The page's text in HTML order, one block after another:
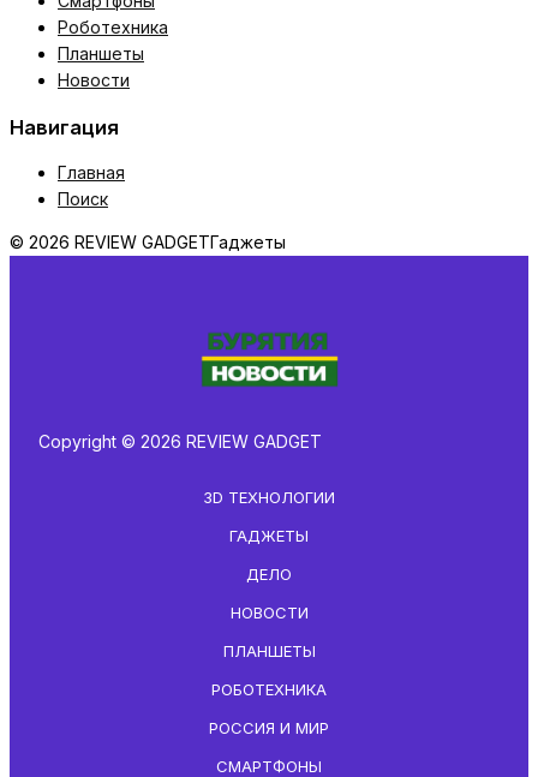
Роботехника
Планшеты
Новости
Навигация
Главная
Поиск
© 2026 REVIEW GADGETГаджеты
Copyright © 2026 REVIEW GADGET
3D ТЕХНОЛОГИИ
ГАДЖЕТЫ
ДЕЛО
НОВОСТИ
ПЛАНШЕТЫ
РОБОТЕХНИКА
РОССИЯ И МИР
СМАРТФОНЫ